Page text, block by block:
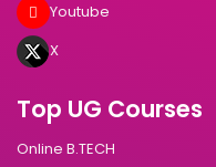
Youtube
X
Top UG Courses
Online B.TECH